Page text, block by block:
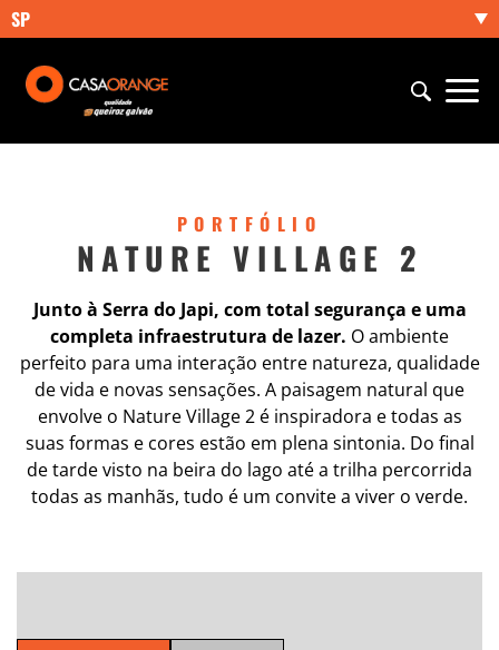
SP
PORTFÓLIO
NATURE VILLAGE 2
Junto à Serra do Japi, com total segurança e uma
completa infraestrutura de lazer. O ambiente
perfeito para uma interação entre natureza, qualidade
de vida e novas sensações. A paisagem natural que
envolve o Nature Village 2 é inspiradora e todas as
suas formas e cores estão em plena sintonia. Do final
de tarde visto na beira do lago até a trilha percorrida
todas as manhãs, tudo é um convite a viver o verde.